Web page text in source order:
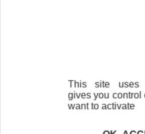
Accompagnement
Nous les avons
This site uses
gives you control
want to activate